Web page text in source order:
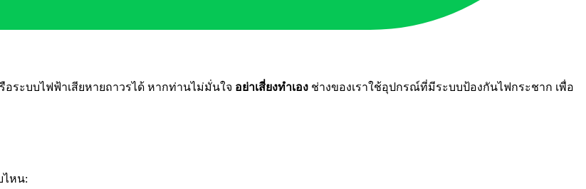
อระบบไฟฟ้าเสียหายถาวรได้ หากท่านไม่มั่นใจ อย่าเสี่ยงทำเอง ช่างของเราใช้อุปกรณ์ที่มีระบบป้องกันไฟกระชาก เพื่อ
ไหน: